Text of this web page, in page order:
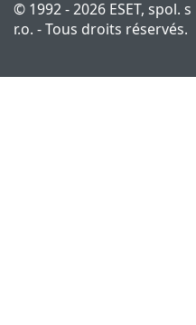
© 1992 - 2026 ESET, spol. s
r.o. - Tous droits réservés.